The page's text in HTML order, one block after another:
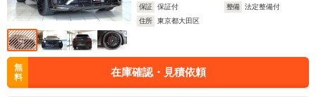
保証
保証付 整備
法定整備付
住所
東京都大田区
無
料
在庫確認・見積依頼